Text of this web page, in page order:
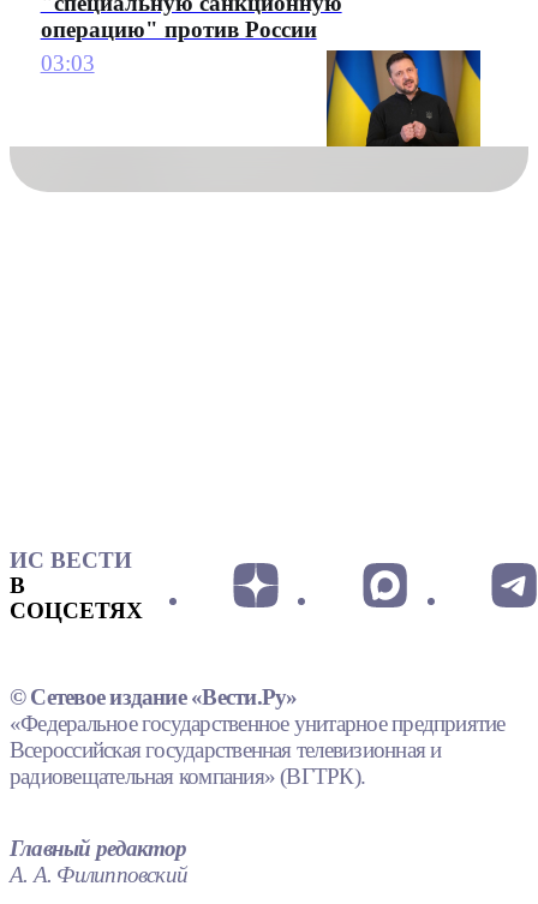
операцию" против России
03:03
ИС ВЕСТИ
В
СОЦСЕТЯХ
© Сетевое издание «Вести.Ру»
«Федеральное государственное унитарное предприятие
Всероссийская государственная телевизионная и
радиовещательная компания» (ВГТРК).
Главный редактор
А. А. Филипповский